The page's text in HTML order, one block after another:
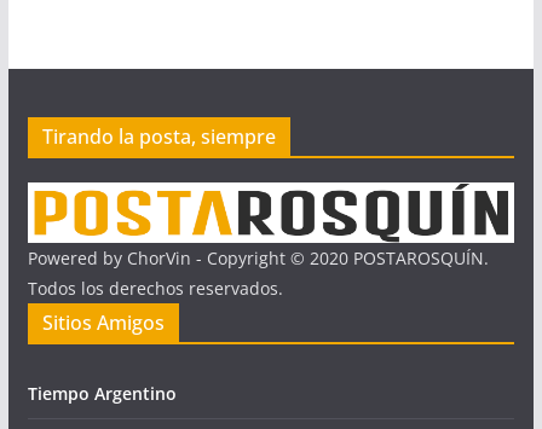
Tirando la posta, siempre
Powered by ChorVin - Copyright © 2020 POSTAROSQUÍN.
Todos los derechos reservados.
Sitios Amigos
Tiempo Argentino